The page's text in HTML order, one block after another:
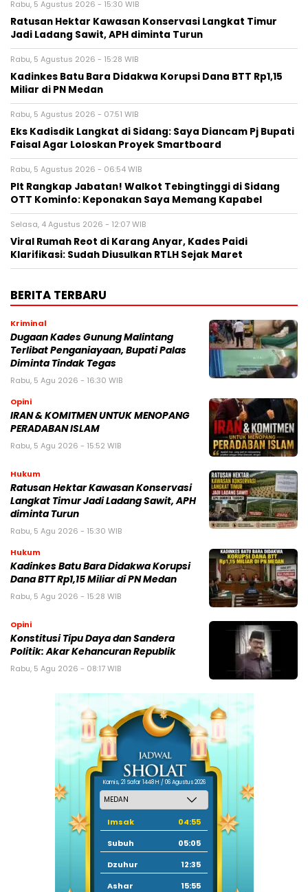
Rabu, 5 Agustus 2026 - 15:30 WIB
Ratusan Hektar Kawasan Konservasi Langkat Timur
Jadi Ladang Sawit, APH diminta Turun
Rabu, 5 Agustus 2026 - 15:28 WIB
Kadinkes Batu Bara Didakwa Korupsi Dana BTT Rp1,15
Miliar di PN Medan
Rabu, 5 Agustus 2026 - 07:51 WIB
Eks Kadisdik Langkat di Sidang: Saya Diancam Pj Bupati
Faisal Agar Loloskan Proyek Smartboard
Rabu, 5 Agustus 2026 - 06:54 WIB
Plt Rangkap Jabatan! Walkot Tebingtinggi di Sidang
OTT Kominfo: Keponakan Saya Memang Kapabel
Selasa, 4 Agustus 2026 - 12:07 WIB
Viral Rumah Reot di Karang Anyar, Kades Paidi
Klarifikasi: Sudah Diusulkan RTLH Sejak Maret
BERITA TERBARU
Kriminal
Dugaan Kades Gunung Malintang
Terlibat Penganiayaan, Bupati Palas
Diminta Tindak Tegas
Rabu, 5 Agu 2026 - 16:30 WIB
Opini
IRAN & KOMITMEN UNTUK MENOPANG
PERADABAN ISLAM
Rabu, 5 Agu 2026 - 15:52 WIB
Hukum
Ratusan Hektar Kawasan Konservasi
Langkat Timur Jadi Ladang Sawit, APH
diminta Turun
Rabu, 5 Agu 2026 - 15:30 WIB
Hukum
Kadinkes Batu Bara Didakwa Korupsi
Dana BTT Rp1,15 Miliar di PN Medan
Rabu, 5 Agu 2026 - 15:28 WIB
Opini
Konstitusi Tipu Daya dan Sandera
Politik: Akar Kehancuran Republik
Rabu, 5 Agu 2026 - 08:17 WIB
Kamis, 21 Safar 1448 H / 06 Agustus 2026
Imsak
04:55
Subuh
05:05
Dzuhur
12:35
Ashar
15:55